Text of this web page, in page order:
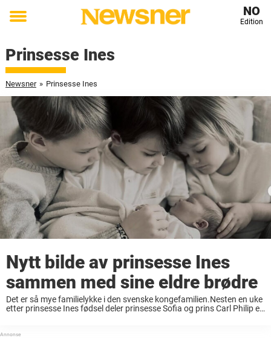
Toggle
NO
Edition
Prinsesse Ines
Newsner » Prinsesse Ines
Nytt bilde av prinsesse Ines
sammen med sine eldre brødre
Det er så mye familielykke i den svenske kongefamilien.Nesten en uke
etter prinsesse Ines fødsel deler prinsesse Sofia og prins Carl Philip et